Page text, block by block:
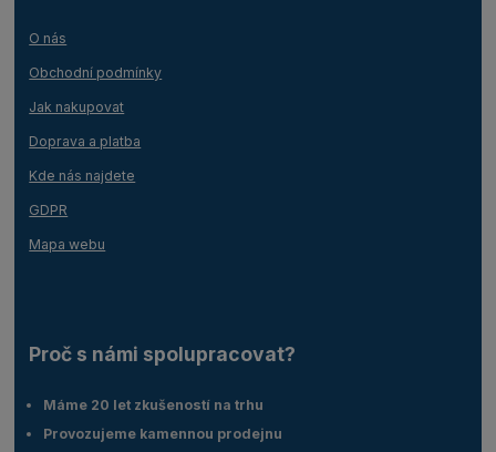
O nás
Obchodní podmínky
Jak nakupovat
Doprava a platba
Kde nás najdete
GDPR
Mapa webu
Proč s námi spolupracovat?
Máme 20 let zkušeností na trhu
Provozujeme kamennou prodejnu